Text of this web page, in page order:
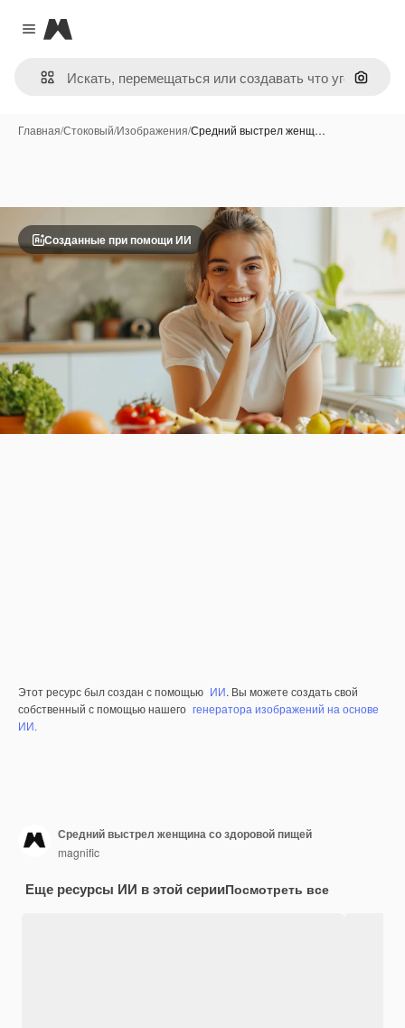
Close menu
Magnific
Поиск
Главная/Стоковый/Изображения/Средний выстрел женщ…
Созданные при помощи ИИ
Этот ресурс был создан с помощью ИИ. Вы можете создать свой
собственный с помощью нашего генератора изображений на основе
ИИ.
Средний выстрел женщина со здоровой пищей
magnific
Еще ресурсы ИИ в этой серииПосмотреть все